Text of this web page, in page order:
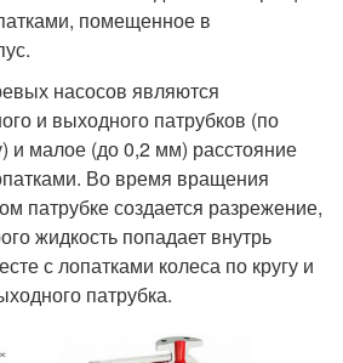
помещенное в
насосов являются
и выходного патрубков (по
и малое (до 0,2 мм) расстояние
Во время вращения
патрубке создается разрежение,
жидкость попадает внутрь
с лопатками колеса по кругу и
патрубка.